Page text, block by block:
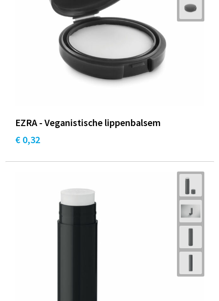
EZRA - Veganistische lippenbalsem
€ 0,32